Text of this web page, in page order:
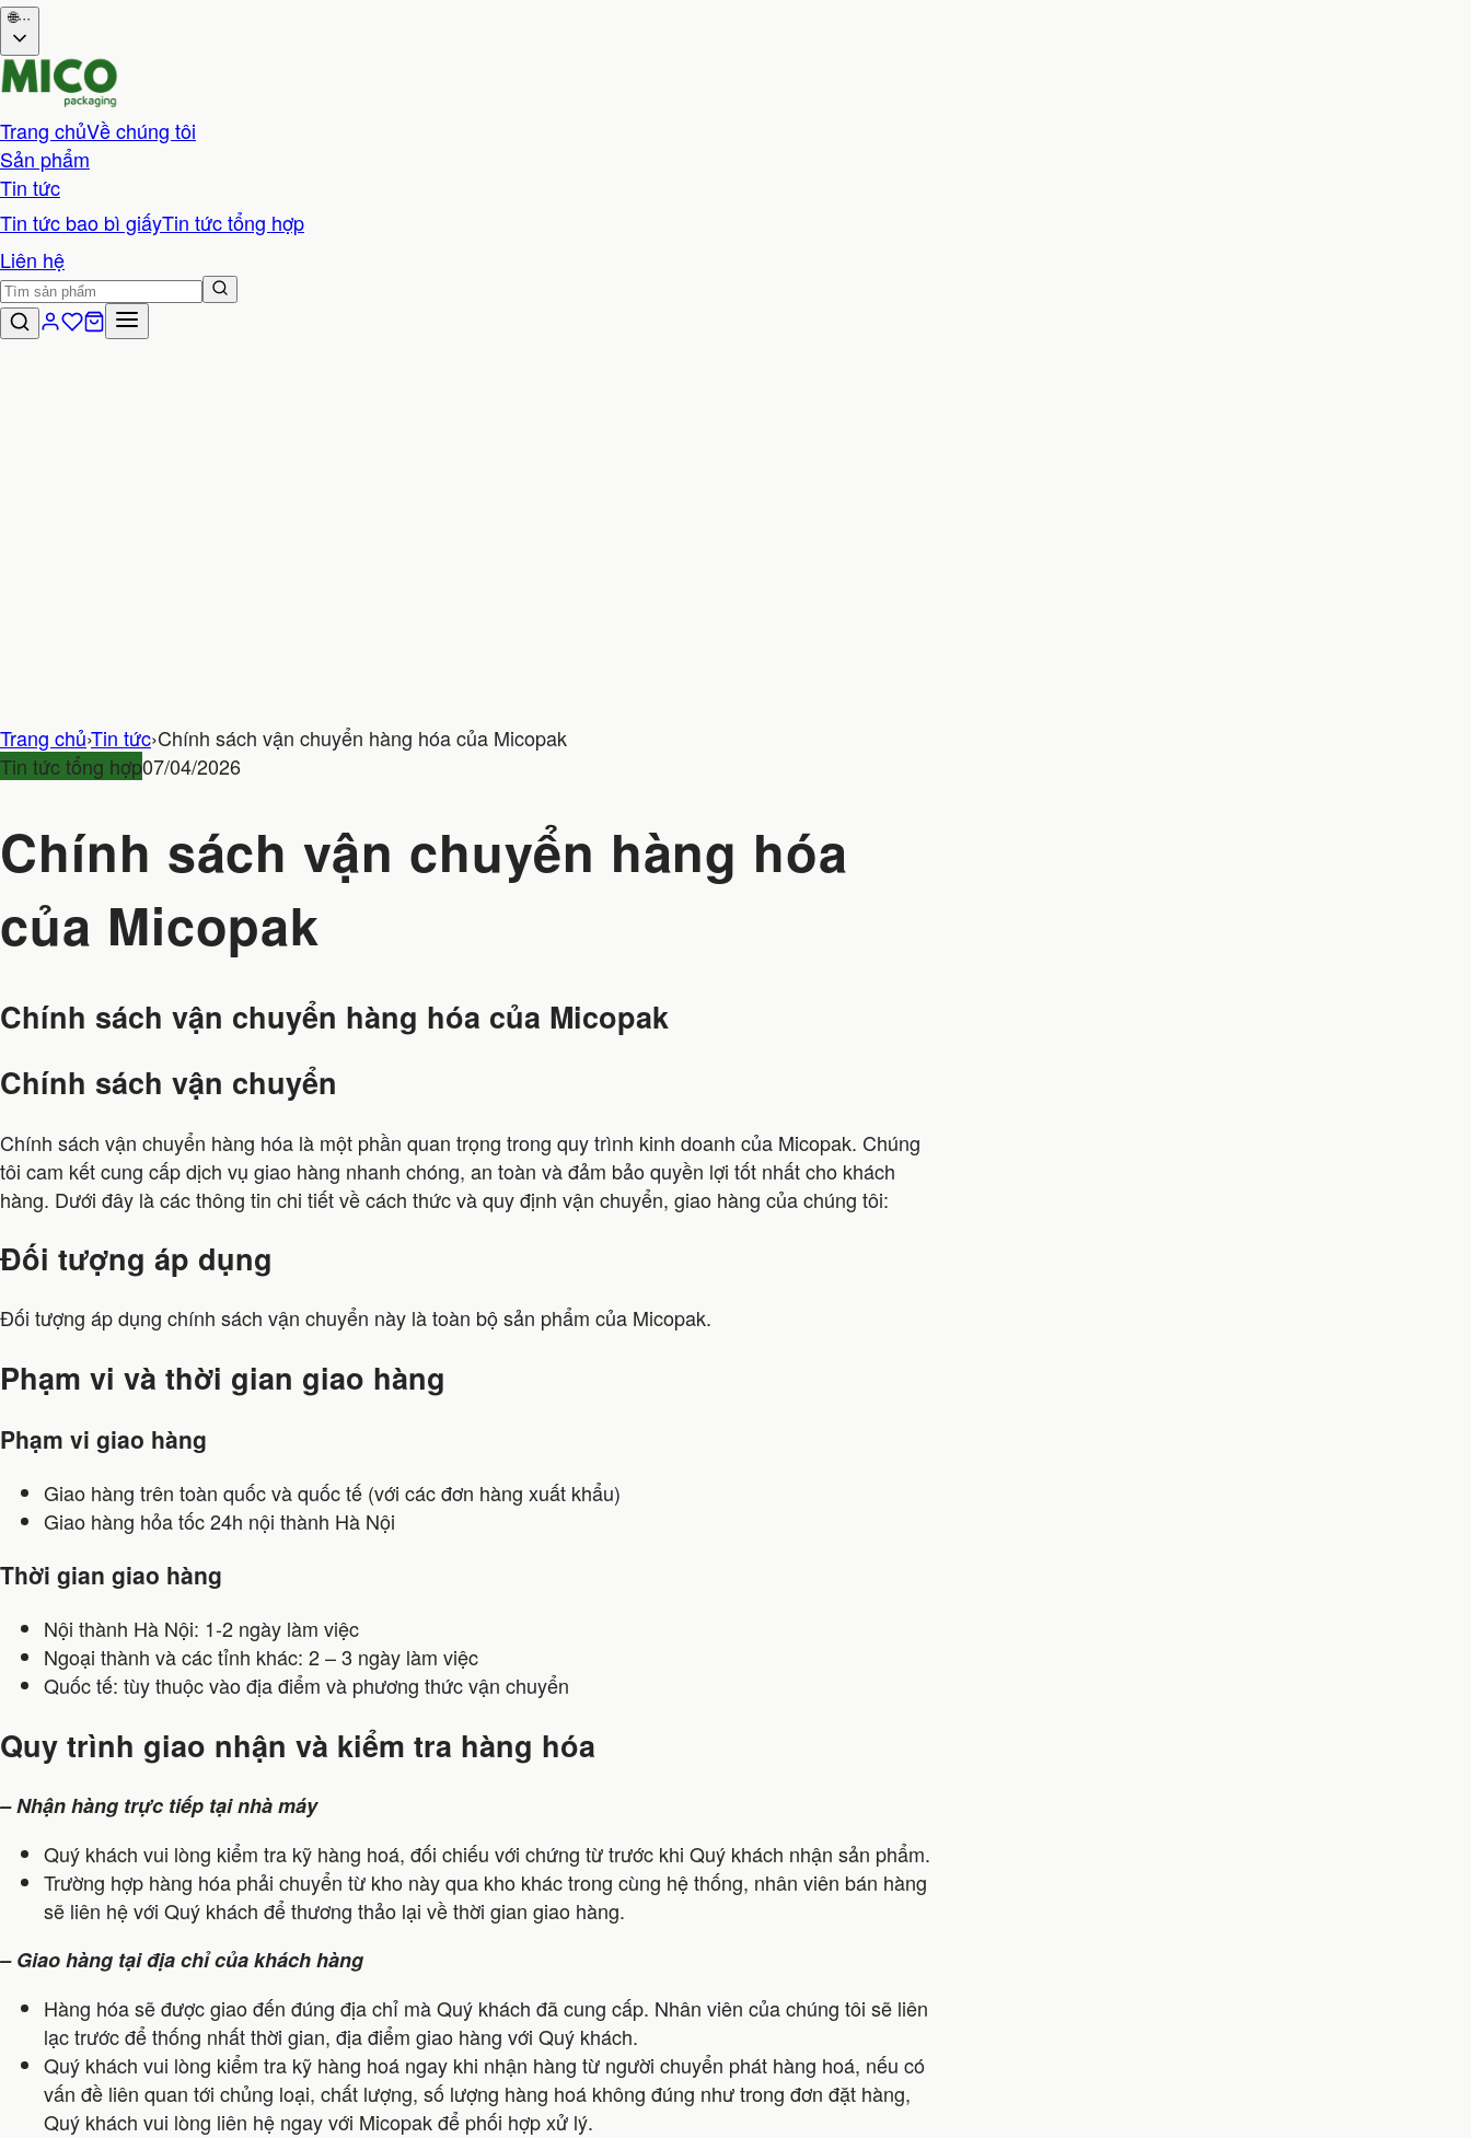
🌐···
Trang chủVề chúng tôi
Sản phẩm
Tin tức
Tin tức bao bì giấyTin tức tổng hợp
Liên hệ
Trang chủ›Tin tức›Chính sách vận chuyển hàng hóa của Micopak
Tin tức tổng hợp07/04/2026
Chính sách vận chuyển hàng hóa
của Micopak
Chính sách vận chuyển hàng hóa của Micopak
Chính sách vận chuyển
Chính sách vận chuyển hàng hóa là một phần quan trọng trong quy trình kinh doanh của Micopak. Chúng
tôi cam kết cung cấp dịch vụ giao hàng nhanh chóng, an toàn và đảm bảo quyền lợi tốt nhất cho khách
hàng. Dưới đây là các thông tin chi tiết về cách thức và quy định vận chuyển, giao hàng của chúng tôi:
Đối tượng áp dụng
Đối tượng áp dụng chính sách vận chuyển này là toàn bộ sản phẩm của Micopak.
Phạm vi và thời gian giao hàng
Phạm vi giao hàng
Giao hàng trên toàn quốc và quốc tế (với các đơn hàng xuất khẩu)
Giao hàng hỏa tốc 24h nội thành Hà Nội
Thời gian giao hàng
Nội thành Hà Nội: 1-2 ngày làm việc
Ngoại thành và các tỉnh khác: 2 – 3 ngày làm việc
Quốc tế: tùy thuộc vào địa điểm và phương thức vận chuyển
Quy trình giao nhận và kiểm tra hàng hóa
– Nhận hàng trực tiếp tại nhà máy
Quý khách vui lòng kiểm tra kỹ hàng hoá, đối chiếu với chứng từ trước khi Quý khách nhận sản phẩm.
Trường hợp hàng hóa phải chuyển từ kho này qua kho khác trong cùng hệ thống, nhân viên bán hàng
sẽ liên hệ với Quý khách để thương thảo lại về thời gian giao hàng.
– Giao hàng tại địa chỉ của khách hàng
Hàng hóa sẽ được giao đến đúng địa chỉ mà Quý khách đã cung cấp. Nhân viên của chúng tôi sẽ liên
lạc trước để thống nhất thời gian, địa điểm giao hàng với Quý khách.
Quý khách vui lòng kiểm tra kỹ hàng hoá ngay khi nhận hàng từ người chuyển phát hàng hoá, nếu có
vấn đề liên quan tới chủng loại, chất lượng, số lượng hàng hoá không đúng như trong đơn đặt hàng,
Quý khách vui lòng liên hệ ngay với Micopak để phối hợp xử lý.